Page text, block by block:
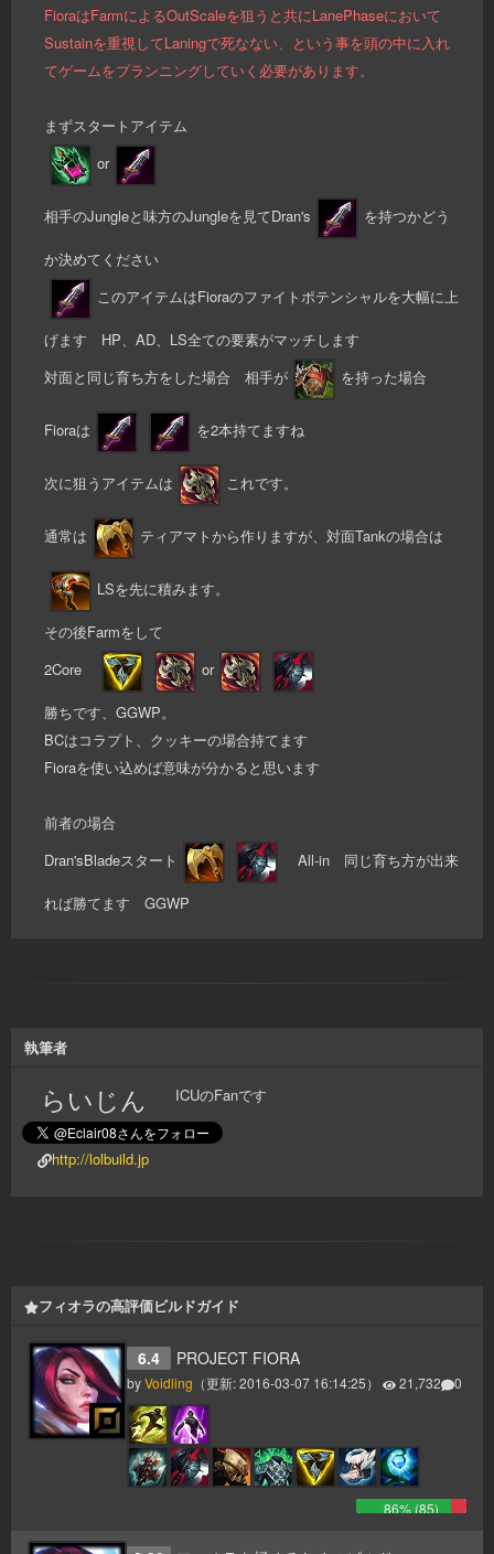
FioraはFarmによるOutScaleを狙うと共にLanePhaseにおいて
Sustainを重視してLaningで死なない、という事を頭の中に入れ
てゲームをプランニングしていく必要があります。
まずスタートアイテム
or
相手のJungleと味方のJungleを見てDran's を持つかどう
か決めてください
このアイテムはFioraのファイトポテンシャルを大幅に上
げます HP、AD、LS全ての要素がマッチします
対面と同じ育ち方をした場合 相手が
を持った場合
Fioraは を2本持てますね
次に狙うアイテムは これです。
通常は ティアマトから作りますが、対面Tankの場合は
LSを先に積みます。
その後Farmをして
2Core
or
勝ちです、GGWP。
BCはコラプト、クッキーの場合持てます
Fioraを使い込めば意味が分かると思います
前者の場合
Dran'sBladeスタート
All-in 同じ育ち方が出来
れば勝てます GGWP
執筆者
らいじん
http://lolbuild.jp
ICUのFanです
フィオラの高評価ビルドガイド
6.4 PROJECT FIORA
byVoidling （更新:2016-03-07 16:14:25） 21,732 0
86% (85)